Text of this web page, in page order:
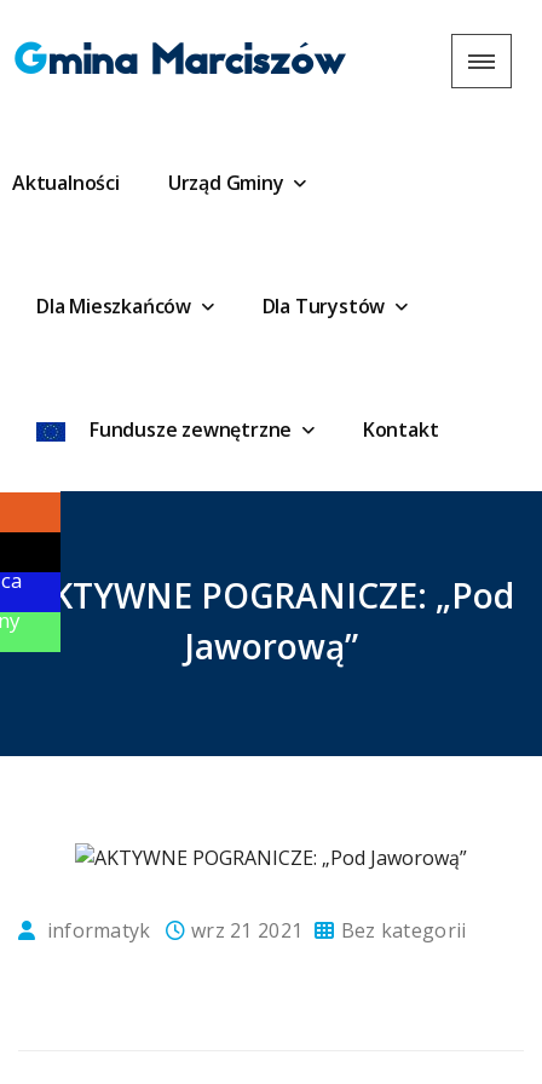
Gmina Marciszów
Aktualności Urząd Gminy
Dla Mieszkańców Dla Turystów
Fundusze zewnętrzne Kontakt
AKTYWNE POGRANICZE: „Pod
Jaworową”
informatyk wrz 21 2021 Bez kategorii